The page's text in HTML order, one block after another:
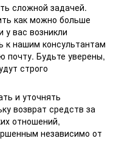
сложной задачей.
как можно больше
вас возникли
к нашим консультантам
почту. Будьте уверены,
строго
и уточнять
возврат средств за
отношений,
независимо от